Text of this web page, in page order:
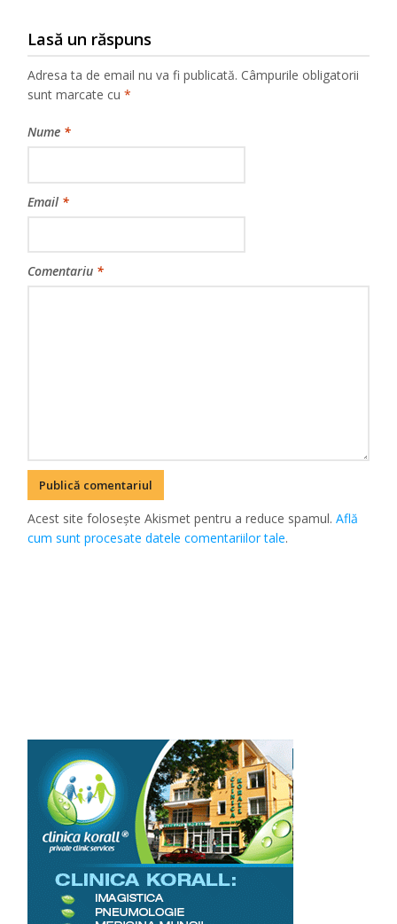
Lasă un răspuns
Adresa ta de email nu va fi publicată. Câmpurile obligatorii
sunt marcate cu*
Nume *
Email *
Comentariu *
Acest site folosește Akismet pentru a reduce spamul.Află
cum sunt procesate datele comentariilor tale.